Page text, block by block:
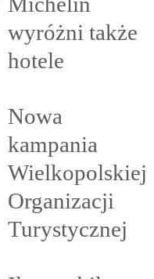
wyróżni także
hotele
Nowa
kampania
Wielkopolskiej
Organizacji
Turystycznej